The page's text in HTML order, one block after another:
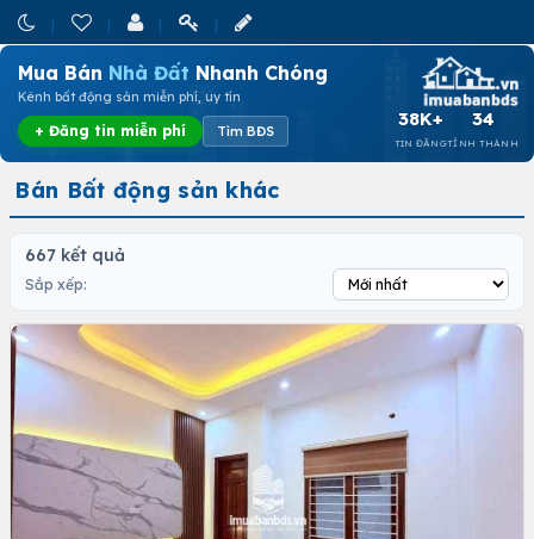
Mua Bán Nhà Đất Nhanh Chóng
Kênh bất động sản miễn phí, uy tín
+ Đăng tin miễn phí Tìm BĐS
38K+
TIN ĐĂNG
34
TỈNH THÀNH
Bán Bất động sản khác
667 kết quả
Sắp xếp: